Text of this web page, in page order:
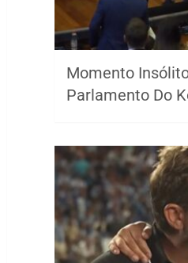
Momento
Parlamento Do